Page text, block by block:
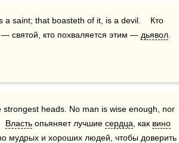
saint; that boasteth of it, is a devil.    Кто
святой, кто похваляется этим — дьявол
heads. No man is wise enough, nor
Власть опьяняет лучшие сердца , как вино
мудрых и хороших людей, чтобы доверить